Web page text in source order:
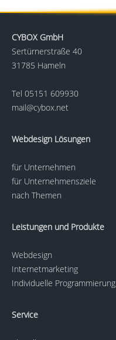
CYBOX GmbH
Sertürnerstraße 40
31785 Hameln
Tel 05151 609930
mail@cybox.net
Webdesign Lösungen
für Unternehmen
für Unternehmensziele
nach Themen
Leistungen und Produkte
Webdesign
Internetmarketing
Individuelle Programmierung
Service